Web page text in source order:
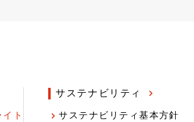
ト
サステナビリティ
サステナビリティ基本方針